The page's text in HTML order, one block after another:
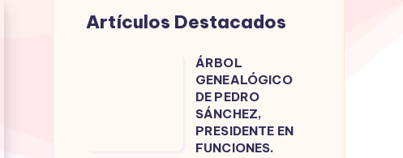
Artículos Destacados
ÁRBOL
GENEALÓGICO
DE PEDRO
SÁNCHEZ,
PRESIDENTE EN
FUNCIONES.